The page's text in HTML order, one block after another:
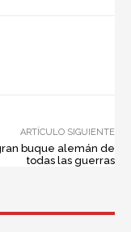
ARTÍCULO SIGUIENTE
buque alemán de
todas las guerras